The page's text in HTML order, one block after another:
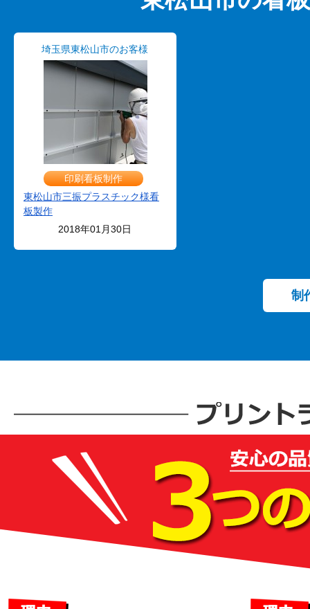
埼玉県東松山市のお客様
印刷看板制作
東松山市三振プラスチック様看
板製作
2018年01月30日
制